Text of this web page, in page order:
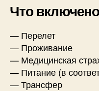
Что включено
— Перелет
— Проживание
— Медицинская
— Питание (в
— Трансфер